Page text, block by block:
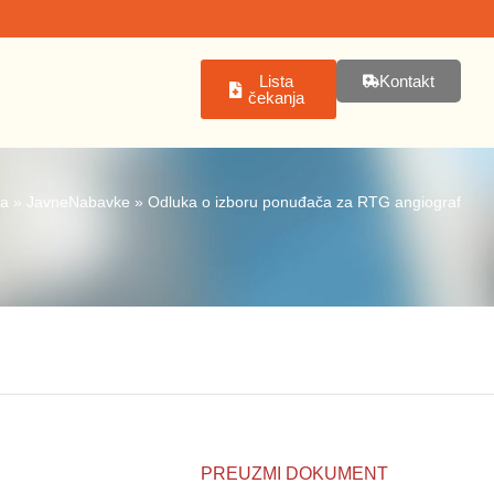
Lista
čekanja
Kontakt
» JavneNabavke » Odluka o izboru ponuđača za RTG angiograf
PREUZMI DOKUMENT